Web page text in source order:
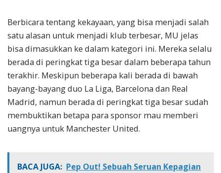
Berbicara tentang kekayaan, yang bisa menjadi salah
satu alasan untuk menjadi klub terbesar, MU jelas
bisa dimasukkan ke dalam kategori ini. Mereka selalu
berada di peringkat tiga besar dalam beberapa tahun
terakhir. Meskipun beberapa kali berada di bawah
bayang-bayang duo La Liga, Barcelona dan Real
Madrid, namun berada di peringkat tiga besar sudah
membuktikan betapa para sponsor mau memberi
uangnya untuk Manchester United.
BACA JUGA: Pep Out! Sebuah Seruan Kepagian